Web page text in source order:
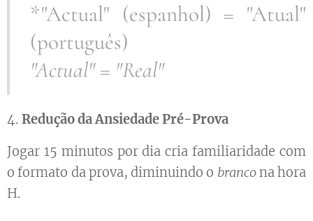
*"Actual" (espanhol) = "Atual"
(português) ❌
"Actual" = "Real" ✅
4. Redução da Ansiedade Pré-Prova
Jogar 15 minutos por dia cria familiaridade com
o formato da prova, diminuindo o brancona hora
H.